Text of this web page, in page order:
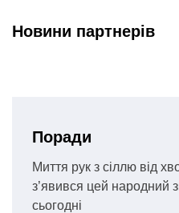
Новини партнерів
Поради
Миття рук з сіллю від
з’явився цей народний
сьогодні